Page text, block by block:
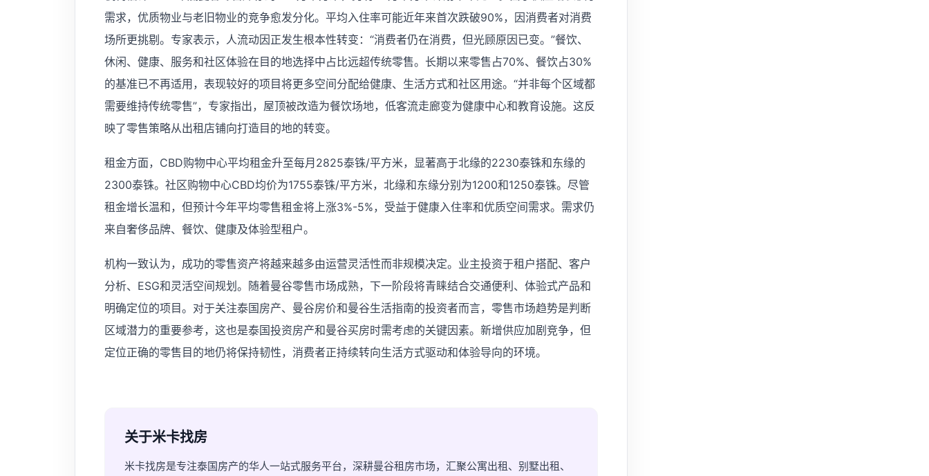
需求，优质物业与老旧物业的竞争愈发分化。平均入住率可能近年来首次跌破90%，因消费者对消费
场所更挑剔。专家表示，人流动因正发生根本性转变：“消费者仍在消费，但光顾原因已变。”餐饮、
休闲、健康、服务和社区体验在目的地选择中占比远超传统零售。长期以来零售占70%、餐饮占30%
的基准已不再适用，表现较好的项目将更多空间分配给健康、生活方式和社区用途。“并非每个区域都
需要维持传统零售”，专家指出，屋顶被改造为餐饮场地，低客流走廊变为健康中心和教育设施。这反
映了零售策略从出租店铺向打造目的地的转变。
租金方面，CBD购物中心平均租金升至每月2825泰铢/平方米，显著高于北缘的2230泰铢和东缘的
2300泰铢。社区购物中心CBD均价为1755泰铢/平方米，北缘和东缘分别为1200和1250泰铢。尽管
租金增长温和，但预计今年平均零售租金将上涨3%-5%，受益于健康入住率和优质空间需求。需求仍
来自奢侈品牌、餐饮、健康及体验型租户。
机构一致认为，成功的零售资产将越来越多由运营灵活性而非规模决定。业主投资于租户搭配、客户
分析、ESG和灵活空间规划。随着曼谷零售市场成熟，下一阶段将青睐结合交通便利、体验式产品和
明确定位的项目。对于关注泰国房产、曼谷房价和曼谷生活指南的投资者而言，零售市场趋势是判断
区域潜力的重要参考，这也是泰国投资房产和曼谷买房时需考虑的关键因素。新增供应加剧竞争，但
定位正确的零售目的地仍将保持韧性，消费者正持续转向生活方式驱动和体验导向的环境。
关于米卡找房
米卡找房是专注泰国房产的华人一站式服务平台，深耕曼谷租房市场，汇聚公寓出租、别墅出租、